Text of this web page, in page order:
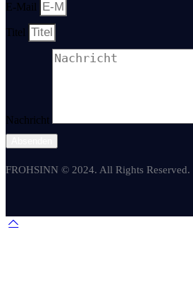
E-Mail
Titel
Nachricht
FROHSINN © 2024. All Rights Reserved.